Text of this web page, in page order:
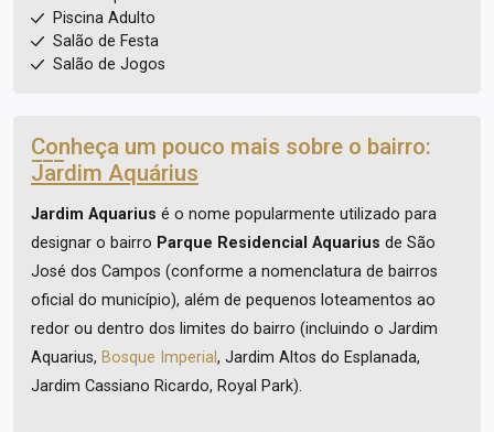
Piscina Adulto
Salão de Festa
Salão de Jogos
Conheça um pouco mais sobre o bairro:
Jardim Aquárius
Jardim Aquarius é o nome popularmente utilizado para
designar o bairro Parque Residencial Aquarius de São
José dos Campos (conforme a nomenclatura de bairros
oficial do município), além de pequenos loteamentos ao
redor ou dentro dos limites do bairro (incluindo o Jardim
Aquarius, Bosque Imperial, Jardim Altos do Esplanada,
Jardim Cassiano Ricardo, Royal Park).